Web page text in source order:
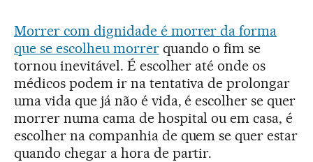
Morrer com dignidade é morrer da forma
que se escolheu morrerquando o fim se
tornou inevitável. É escolher até onde os
médicos podem ir na tentativa de prolongar
uma vida que já não é vida, é escolher se quer
morrer numa cama de hospital ou em casa, é
escolher na companhia de quem se quer estar
quando chegar a hora de partir.